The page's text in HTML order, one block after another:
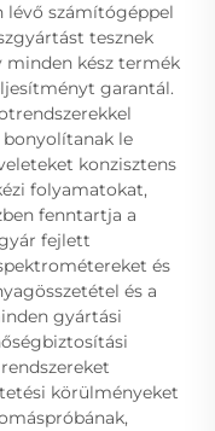
lévő számítógéppel
tesznek
minden kész termék
garantál.
bonyolítanak le
konzisztens
folyamatokat,
fenntartja a
fejlett
és
és a
gyártási
körülményeket